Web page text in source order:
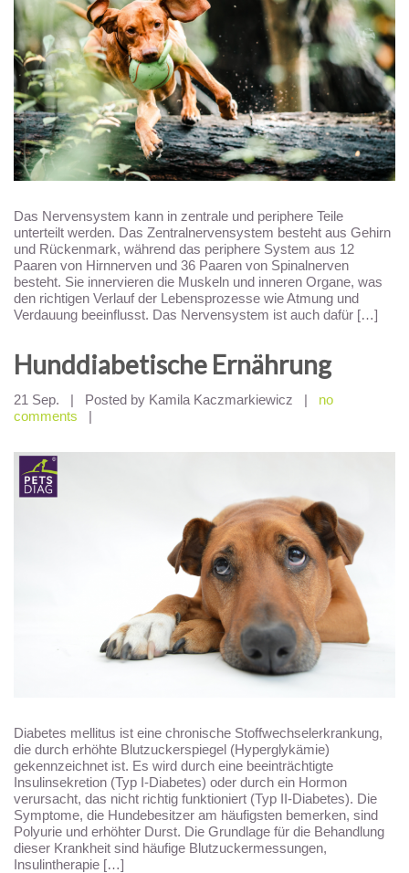
Das Nervensystem kann in zentrale und periphere Teile
unterteilt werden. Das Zentralnervensystem besteht aus Gehirn
und Rückenmark, während das periphere System aus 12
Paaren von Hirnnerven und 36 Paaren von Spinalnerven
besteht. Sie innervieren die Muskeln und inneren Organe, was
den richtigen Verlauf der Lebensprozesse wie Atmung und
Verdauung beeinflusst. Das Nervensystem ist auch dafür […]
Hunddiabetische Ernährung
21 Sep. | Posted by Kamila Kaczmarkiewicz |
no
comments
|
Diabetes mellitus ist eine chronische Stoffwechselerkrankung,
die durch erhöhte Blutzuckerspiegel (Hyperglykämie)
gekennzeichnet ist. Es wird durch eine beeinträchtigte
Insulinsekretion (Typ I-Diabetes) oder durch ein Hormon
verursacht, das nicht richtig funktioniert (Typ II-Diabetes). Die
Symptome, die Hundebesitzer am häufigsten bemerken, sind
Polyurie und erhöhter Durst. Die Grundlage für die Behandlung
dieser Krankheit sind häufige Blutzuckermessungen,
Insulintherapie […]